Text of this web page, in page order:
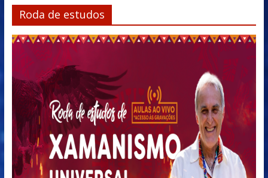
Roda de estudos